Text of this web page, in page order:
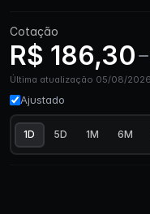
Cotação
R$ 186,30
Última atualização 05/08/2026
Ajustado
1D 5D 1M 6M